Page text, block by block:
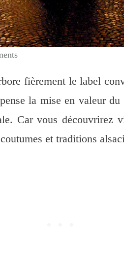
fièrement le label
la mise en valeur
Car vous découvrirez
et traditions